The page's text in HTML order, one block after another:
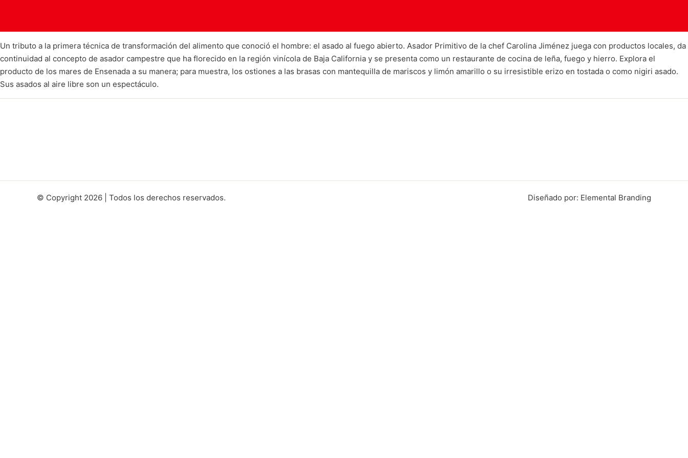
Un tributo a la primera técnica de transformación del alimento que conoció el hombre: el asado al fuego abierto. Asador Primitivo de la chef Carolina Jiménez juega con productos locales, da
continuidad al concepto de asador campestre que ha florecido en la región vinícola de Baja California y se presenta como un restaurante de cocina de leña, fuego y hierro. Explora el
producto de los mares de Ensenada a su manera; para muestra, los ostiones a las brasas con mantequilla de mariscos y limón amarillo o su irresistible erizo en tostada o como nigiri asado.
Sus asados al aire libre son un espectáculo.
© Copyright 2026 | Todos los derechos reservados. Diseñado por: Elemental Branding